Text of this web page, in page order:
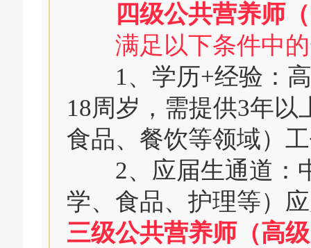
四级公共营养师（
满足以下条件中的
1、学历+经验：高
18周岁，需提供3年
食品、餐饮等领域）
2、应届生通道：
学、食品、护理等）
三级公共营养师（高